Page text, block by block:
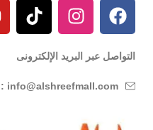
التواصل عبر البريد الإلكترونى
info@alshreefmall.com